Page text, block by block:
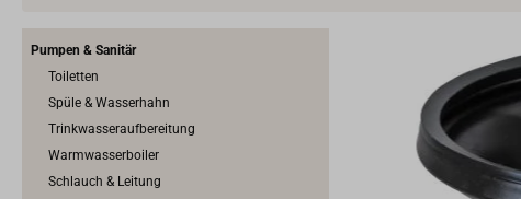
Pumpen & Sanitär
Toiletten
Spüle & Wasserhahn
Trinkwasseraufbereitung
Warmwasserboiler
Schlauch & Leitung